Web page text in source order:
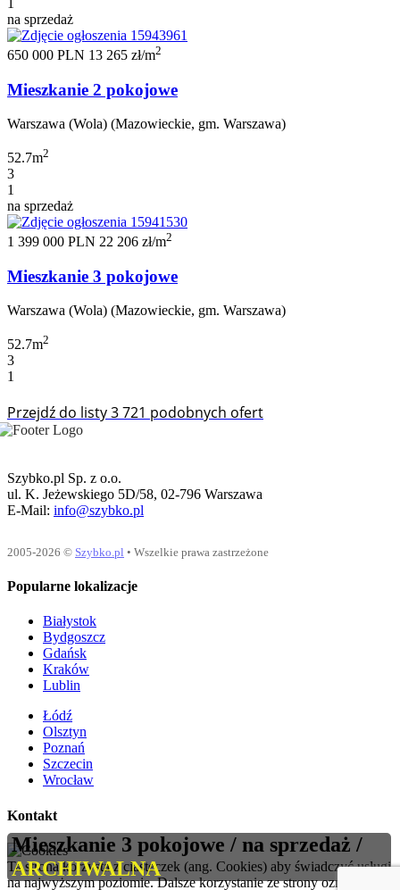
Mieszkanie 3 pokojowe / na sprzedaż /
ARCHIWALNA
na sprzedaż
650 000 PLN 13 265 zł/m2
Mieszkanie 2 pokojowe
Warszawa (Wola) (Mazowieckie, gm. Warszawa)
52.7m2
3
1
na sprzedaż
1 399 000 PLN 22 206 zł/m2
Mieszkanie 3 pokojowe
Warszawa (Wola) (Mazowieckie, gm. Warszawa)
52.7m2
3
1
Przejdź do listy 3 721 podobnych ofert
Szybko.pl Sp. z o.o.
ul. K. Jeżewskiego 5D/58, 02-796 Warszawa
E-Mail: info@szybko.pl
2005-2026 © Szybko.pl • Wszelkie prawa zastrzeżone
Popularne lokalizacje
Białystok
Bydgoszcz
Gdańsk
Kraków
Lublin
Łódź
Olsztyn
Poznań
Szczecin
Wrocław
Kontakt
Ta strona korzysta z ciasteczek (ang. Cookies) aby świadczyć usługi
na najwyższym poziomie. Dalsze korzystanie ze strony oznacza, że